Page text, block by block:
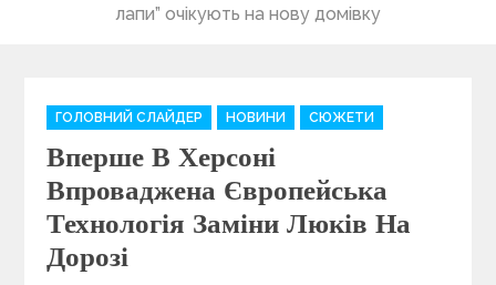
лапи” очікують на нову домівку
C
a
e
g
r
i
ГОЛОВНИЙ СЛАЙДЕР НОВИНИ СЮЖЕТИ
Вперше В Херсоні
Впроваджена Європейська
Технологія Заміни Люків На
Дорозі